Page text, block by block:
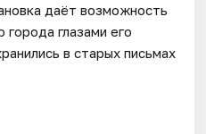
даёт возможность
глазами его
в старых письмах